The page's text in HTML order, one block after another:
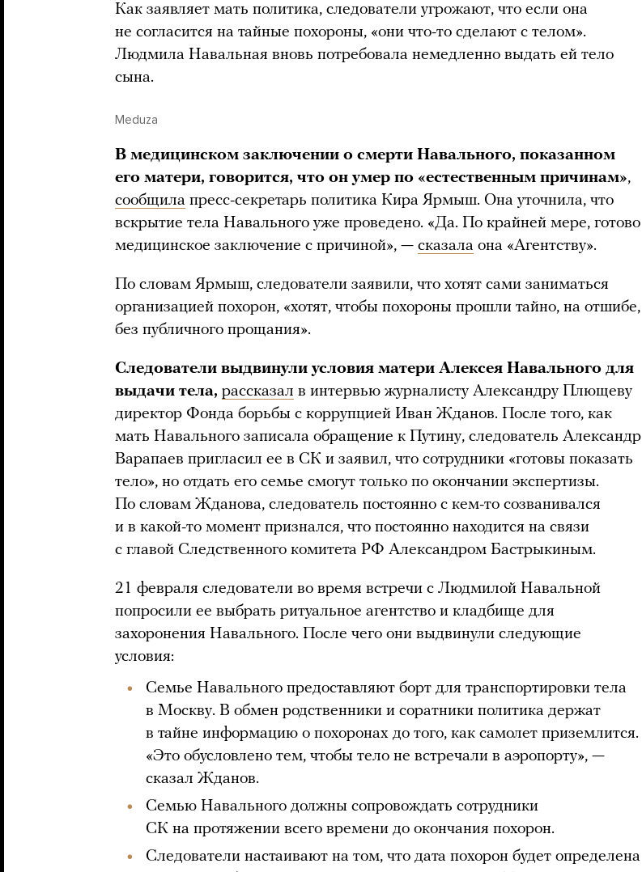
Как заявляет мать политика, следователи угрожают, что если она
не согласится на тайные похороны, «они что-то сделают с телом».
Людмила Навальная вновь потребовала немедленно выдать ей тело
сына.
Meduza
В медицинском заключении о смерти Навального, показанном
его матери, говорится, что он умер по «естественным причинам»,
сообщила пресс-секретарь политика Кира Ярмыш. Она уточнила, что
вскрытие тела Навального уже проведено. «Да. По крайней мере, готово
медицинское заключение с причиной», — сказала она «Агентству».
По словам Ярмыш, следователи заявили, что хотят сами заниматься
организацией похорон, «хотят, чтобы похороны прошли тайно, на отшибе,
без публичного прощания».
Следователи выдвинули условия матери Алексея Навального для
выдачи тела, рассказал в интервью журналисту Александру Плющеву
директор Фонда борьбы с коррупцией Иван Жданов. После того, как
мать Навального записала обращение к Путину, следователь Александр
Варапаев пригласил ее в СК и заявил, что сотрудники «готовы показать
тело», но отдать его семье смогут только по окончании экспертизы.
По словам Жданова, следователь постоянно с кем-то созванивался
и в какой-то момент признался, что постоянно находится на связи
с главой Следственного комитета РФ Александром Бастрыкиным.
21 февраля следователи во время встречи с Людмилой Навальной
попросили ее выбрать ритуальное агентство и кладбище для
захоронения Навального. После чего они выдвинули следующие
условия:
Семье Навального предоставляют борт для транспортировки тела
в Москву. В обмен родственники и соратники политика держат
в тайне информацию о похоронах до того, как самолет приземлится.
«Это обусловлено тем, чтобы тело не встречали в аэропорту», —
сказал Жданов.
Семью Навального должны сопровождать сотрудники
СК на протяжении всего времени до окончания похорон.
Следователи настаивают на том, что дата похорон будет определена